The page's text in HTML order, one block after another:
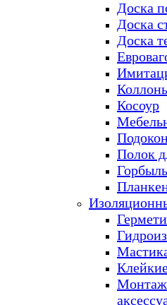
Доска
Доска
Доска
Косоур
Полок
Горбыль